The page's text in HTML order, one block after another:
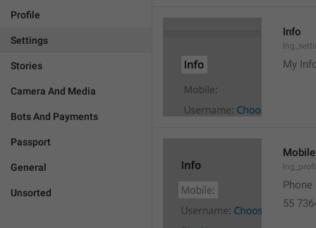
Profile
Settings
Stories
Camera And Media
Bots And Payments
Passport
General
Unsorted
Info
My
55